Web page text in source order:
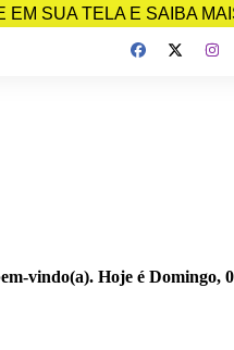
SUA TELA E SAIBA
vindo(a). Hoje é Domingo,